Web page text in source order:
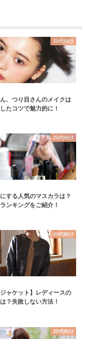
20代向け
、つり目さんのメイクは
たコツで魅力的に！
20代向け
する人気のマスカラは？
ンキングをご紹介！
30代向け
ジャケット】レディースの
？失敗しない方法！
20代向け